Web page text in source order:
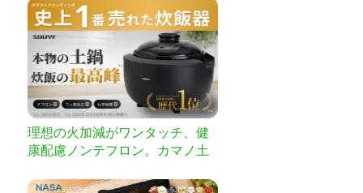
理想の火加減がワンタッチ、健
康配慮ノンテフロン。カマノ土